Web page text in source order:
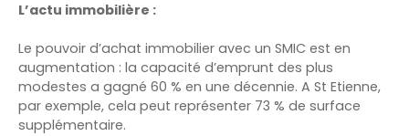
L’actu immobilière :
Le pouvoir d’achat immobilier avec un SMIC est en
augmentation : la capacité d’emprunt des plus
modestes a gagné 60 % en une décennie. A St Etienne,
par exemple, cela peut représenter 73 % de surface
supplémentaire.